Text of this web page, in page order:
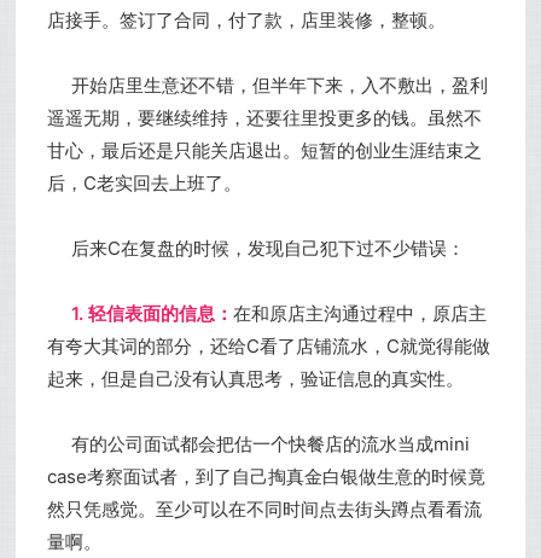
店接手。签订了合同，付了款，店里装修，整顿。
开始店里生意还不错，但半年下来，入不敷出，盈利
遥遥无期，要继续维持，还要往里投更多的钱。虽然不
甘心，最后还是只能关店退出。短暂的创业生涯结束之
后，C老实回去上班了。
后来C在复盘的时候，发现自己犯下过不少错误：
1. 轻信表面的信息：在和原店主沟通过程中，原店主
有夸大其词的部分，还给C看了店铺流水，C就觉得能做
起来，但是自己没有认真思考，验证信息的真实性。
有的公司面试都会把估一个快餐店的流水当成mini
case考察面试者，到了自己掏真金白银做生意的时候竟
然只凭感觉。至少可以在不同时间点去街头蹲点看看流
量啊。